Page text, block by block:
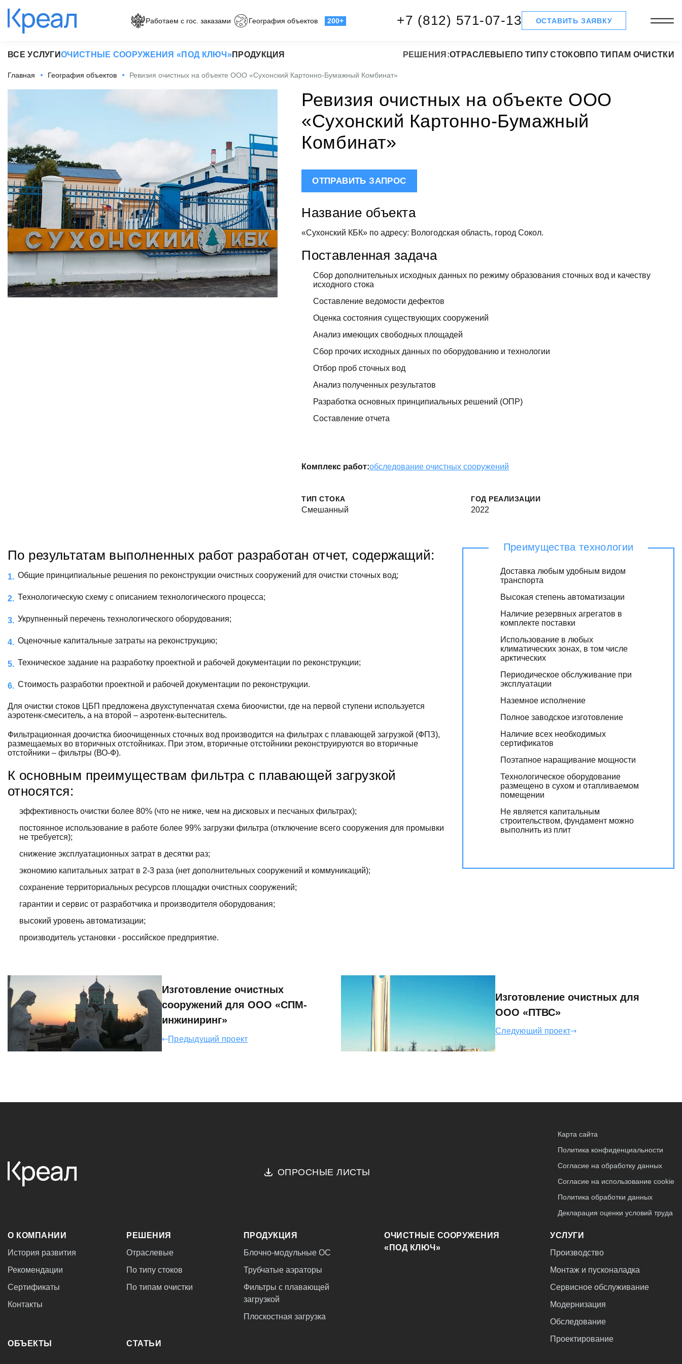
Работаем с гос. заказами География объектов 200+ +7 (812) 571-07-13 ОСТАВИТЬ ЗАЯВКУ
ВСЕ УСЛУГИОЧИСТНЫЕ СООРУЖЕНИЯ «ПОД КЛЮЧ»ПРОДУКЦИЯ РЕШЕНИЯ:ОТРАСЛЕВЫЕ ПО ТИПУ СТОКОВ ПО ТИПАМ ОЧИСТКИ
Главная География объектов Ревизия очистных на объекте ООО «Сухонский Картонно-Бумажный Комбинат»
Ревизия очистных на объекте ООО
«Сухонский Картонно-Бумажный
Комбинат»
ОТПРАВИТЬ ЗАПРОС
Название объекта
«Сухонский КБК» по адресу: Вологодская область, город Сокол.
Поставленная задача
Сбор дополнительных исходных данных по режиму образования сточных вод и качеству
исходного стока
Составление ведомости дефектов
Оценка состояния существующих сооружений
Анализ имеющих свободных площадей
Сбор прочих исходных данных по оборудованию и технологии
Отбор проб сточных вод
Анализ полученных результатов
Разработка основных принципиальных решений (ОПР)
Составление отчета
Комплекс работ:обследование очистных сооружений
ТИП СТОКА
Смешанный
ГОД РЕАЛИЗАЦИИ
2022
По результатам выполненных работ разработан отчет, содержащий:
Общие принципиальные решения по реконструкции очистных сооружений для очистки сточных вод;
Технологическую схему с описанием технологического процесса;
Укрупненный перечень технологического оборудования;
Оценочные капитальные затраты на реконструкцию;
Техническое задание на разработку проектной и рабочей документации по реконструкции;
Стоимость разработки проектной и рабочей документации по реконструкции.
Для очистки стоков ЦБП предложена двухступенчатая схема биоочистки, где на первой ступени используется
аэротенк-смеситель, а на второй – аэротенк-вытеснитель.
Фильтрационная доочистка биоочищенных сточных вод производится на фильтрах с плавающей загрузкой (ФПЗ),
размещаемых во вторичных отстойниках. При этом, вторичные отстойники реконструируются во вторичные
отстойники – фильтры (ВО-Ф).
К основным преимуществам фильтра с плавающей загрузкой
относятся:
эффективность очистки более 80% (что не ниже, чем на дисковых и песчаных фильтрах);
постоянное использование в работе более 99% загрузки фильтра (отключение всего сооружения для промывки
не требуется);
снижение эксплуатационных затрат в десятки раз;
экономию капитальных затрат в 2-3 раза (нет дополнительных сооружений и коммуникаций);
сохранение территориальных ресурсов площадки очистных сооружений;
гарантии и сервис от разработчика и производителя оборудования;
высокий уровень автоматизации;
производитель установки - российское предприятие.
Преимущества технологии
Доставка любым удобным видом
транспорта
Высокая степень автоматизации
Наличие резервных агрегатов в
комплекте поставки
Использование в любых
климатических зонах, в том числе
арктических
Периодическое обслуживание при
эксплуатации
Наземное исполнение
Полное заводское изготовление
Наличие всех необходимых
сертификатов
Поэтапное наращивание мощности
Технологическое оборудование
размещено в сухом и отапливаемом
помещении
Не является капитальным
строительством, фундамент можно
выполнить из плит
Изготовление очистных
сооружений для ООО «СПМ-
инжиниринг»
Предыдущий проект
Изготовление очистных для
ООО «ПТВС»
Следующий проект
ОПРОСНЫЕ ЛИСТЫ
Карта сайта
Политика конфиденциальности
Согласие на обработку данных
Согласие на использование cookie
Политика обработки данных
Декларация оценки условий труда
О КОМПАНИИ
История развития
Рекомендации
Сертификаты
Контакты
ОБЪЕКТЫ
РЕШЕНИЯ
Отраслевые
По типу стоков
По типам очистки
СТАТЬИ
ПРОДУКЦИЯ
Блочно-модульные ОС
Трубчатые аэраторы
Фильтры с плавающей
загрузкой
Плоскостная загрузка
ОЧИСТНЫЕ СООРУЖЕНИЯ
«ПОД КЛЮЧ»
УСЛУГИ
Производство
Монтаж и пусконаладка
Сервисное обслуживание
Модернизация
Обследование
Проектирование